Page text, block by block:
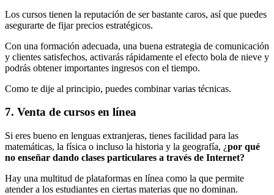
Los cursos tienen la reputación de ser bastante caros, así que puedes
asegurarte de fijar precios estratégicos.
Con una formación adecuada, una buena estrategia de comunicación
y clientes satisfechos, activarás rápidamente el efecto bola de nieve y
podrás obtener importantes ingresos con el tiempo.
Como te dije al principio, puedes combinar varias técnicas.
7. Venta de cursos en línea
Si eres bueno en lenguas extranjeras, tienes facilidad para las
matemáticas, la física o incluso la historia y la geografía, ¿por qué
no enseñar dando clases particulares a través de Internet?
Hay una multitud de plataformas en línea como la que permite
atender a los estudiantes en ciertas materias que no dominan.